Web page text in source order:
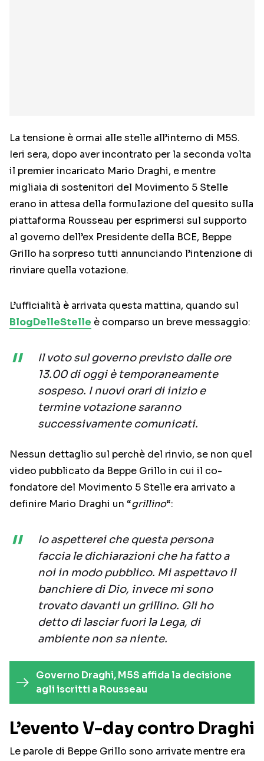
La tensione è ormai alle stelle all’interno di M5S.
Ieri sera, dopo aver incontrato per la seconda volta
il premier incaricato Mario Draghi, e mentre
migliaia di sostenitori del Movimento 5 Stelle
erano in attesa della formulazione del quesito sulla
piattaforma Rousseau per esprimersi sul supporto
al governo dell’ex Presidente della BCE, Beppe
Grillo ha sorpreso tutti annunciando l’intenzione di
rinviare quella votazione.
L’ufficialità è arrivata questa mattina, quando sul
BlogDelleStelle è comparso un breve messaggio:
Il voto sul governo previsto dalle ore
13.00 di oggi è temporaneamente
sospeso. I nuovi orari di inizio e
termine votazione saranno
successivamente comunicati.
Nessun dettaglio sul perchè del rinvio, se non quel
video pubblicato da Beppe Grillo in cui il co-
fondatore del Movimento 5 Stelle era arrivato a
definire Mario Draghi un “grillino“:
Io aspetterei che questa persona
faccia le dichiarazioni che ha fatto a
noi in modo pubblico. Mi aspettavo il
banchiere di Dio, invece mi sono
trovato davanti un grillino. Gli ho
detto di lasciar fuori la Lega, di
ambiente non sa niente.
Governo Draghi, M5S affida la decisione
agli iscritti a Rousseau
L’evento V-day contro Draghi
Le parole di Beppe Grillo sono arrivate mentre era